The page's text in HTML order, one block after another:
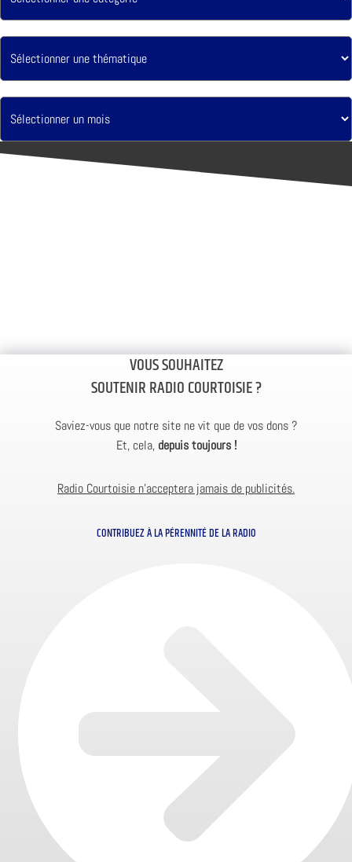
VOUS SOUHAITEZ
SOUTENIR RADIO COURTOISIE ?
Saviez-vous que notre site ne vit que de vos dons ?
Et, cela, depuis toujours !
Radio Courtoisie n’acceptera jamais de publicités.
CONTRIBUEZ À LA PÉRENNITÉ DE LA RADIO